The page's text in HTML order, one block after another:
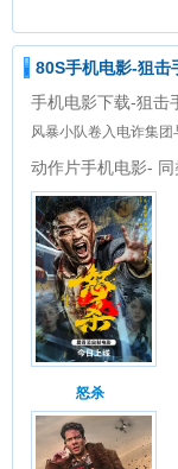
80S手机电影-狙击
手机电影下载-狙击
风暴小队卷入电诈集
动作片手机电影- 同
怒杀